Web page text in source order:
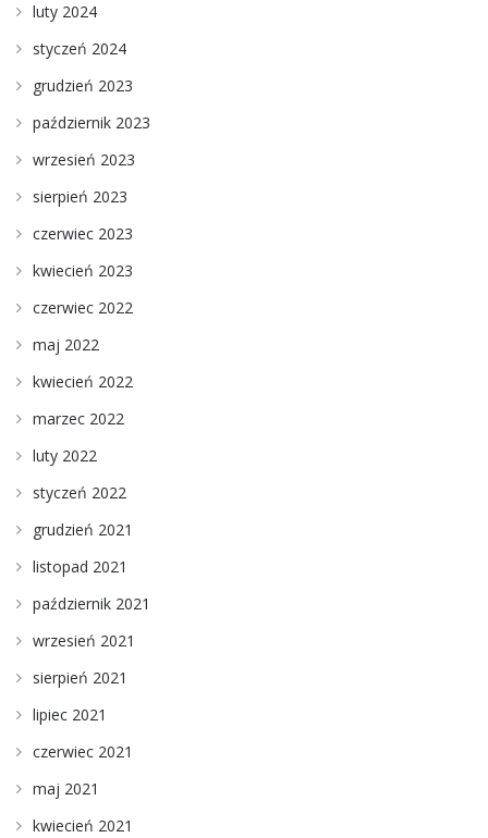
luty 2024
styczeń 2024
grudzień 2023
październik 2023
wrzesień 2023
sierpień 2023
czerwiec 2023
kwiecień 2023
czerwiec 2022
maj 2022
kwiecień 2022
marzec 2022
luty 2022
styczeń 2022
grudzień 2021
listopad 2021
październik 2021
wrzesień 2021
sierpień 2021
lipiec 2021
czerwiec 2021
maj 2021
kwiecień 2021